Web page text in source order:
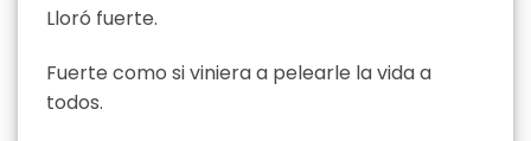
Lloró fuerte.
Fuerte como si viniera a pelearle la vida a
todos.